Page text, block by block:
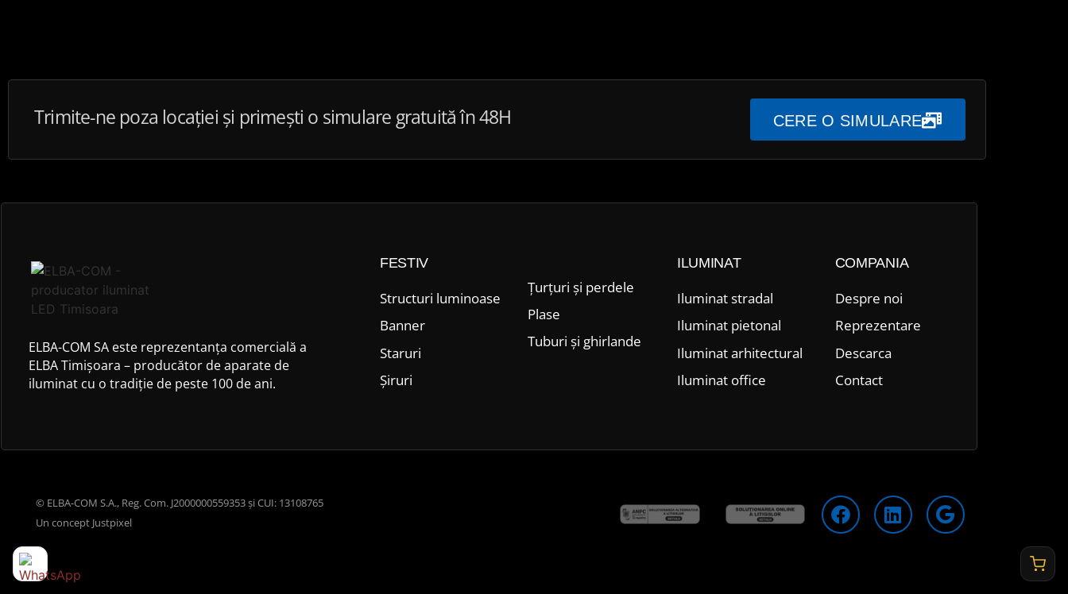
Trimite-ne poza locației și primești o simulare gratuită în 48H CERE O SIMULARE
ELBA-COM SA este reprezentanța comercială a
ELBA Timișoara – producător de aparate de
iluminat cu o tradiție de peste 100 de ani.
FESTIV
Structuri luminoase
Banner
Staruri
Șiruri
Țurțuri și perdele
Plase
Tuburi și ghirlande
ILUMINAT
Iluminat stradal
Iluminat pietonal
Iluminat arhitectural
Iluminat office
COMPANIA
Despre noi
Reprezentare
Descarca
Contact
© ELBA-COM S.A., Reg. Com. J2000000559353 și CUI: 13108765
Un concept Justpixel